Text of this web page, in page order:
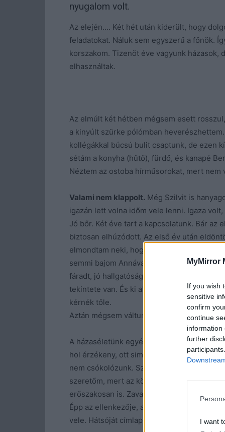
MyMirror
If you wish
sensitive
confirm
continue
information
further
I want
nyugalom volt.
Az elején…. Két hét után kiderült, hogy
feladatokat. Náluk sem egyszerű a főnök.
korszakom. Tizenöt éve vagyunk
elhasználtak.
Az elmúlt két hétben mégsem esett
a kinyúlt szürke pólómban
kollégákkal búcsú bulit csaptunk, de ezen
sétám a konyha (hűtő), fürdő, és kanapé
Néztem az ostoba hírműsorokat, mert nem
Valami nem klappolt. Még Szilvit is
igazán lett volna időm vele lenni. Igaza
Jó bőr. Két éve tart a kapcsolatunk. Bár az
biztosan elhúzódott. Az első év után
elmondtam neki, hogy karácsony után
semmi bajom Annával, mert jó fej,
fáradt, jó hallgatóság is. Pazar ötletei
tekintete van. És ki akarna egy ilyen
kérnék tőle.
Aztán mégsem váltunk.
A házaséletünk egyébként lapos. Szinte
hol érzékeny, ott simogatom. A tarkóján a
nem csókolózunk. Szerinte a csókolózást
szeretőm, mert az közönségessé tenné.
erőszakosan is. Zavar, hogy túlzottan
Épp az ellenkezője, ami izgatna. Mégsem
vele. Hátsóját címlapokon lehetne